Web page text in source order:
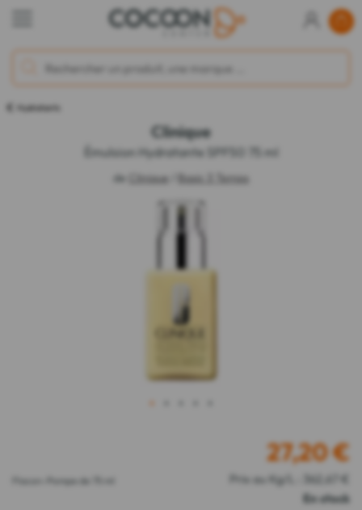
Hydratants
Clinique
Émulsion Hydratante SPF50 75 ml
de Clinique Basic 3 Temps
1
Flacon-Pompe de 75 ml
27,20€
Prix au Kg/L : 362,67 €
En stock